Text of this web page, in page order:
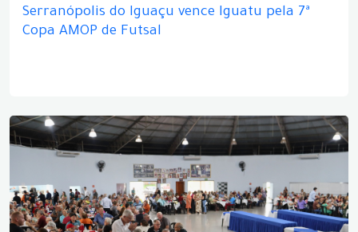
Serranópolis do Iguaçu vence Iguatu pela 7ª
Copa AMOP de Futsal